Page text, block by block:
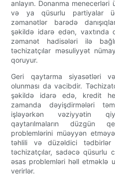
anlayın. Donanma menecerləri
və ya qüsurlu partiyalar
zəmanətlər barədə
şəkildə idarə edən, vaxtında
zəmanət hadisələri ilə
təchizatçılar məsuliyyət
qoruyur.
Geri qaytarma siyasətləri
olunması da vacibdir.
şəkildə idarə edə, kredit
zamanda dəyişdirmələri
işləyərkən vəziyyətin
qaytarılmaların düzgün
problemlərini müəyyən
təhlili və düzəldici tədbirlər
təchizatçılar, sadəcə qüsurlu
əsas problemləri həll etməklə
verirlər.